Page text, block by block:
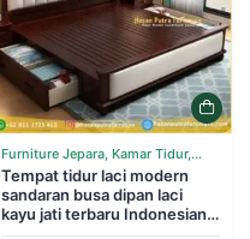
Furniture Jepara, Kamar Tidur,
Tempat Tidur
Tempat tidur laci modern
sandaran busa dipan laci
kayu jati terbaru Indonesian